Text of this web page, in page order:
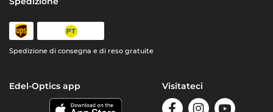
Spedizione di consegna e di reso gratuite
Edel-Optics app Visitateci